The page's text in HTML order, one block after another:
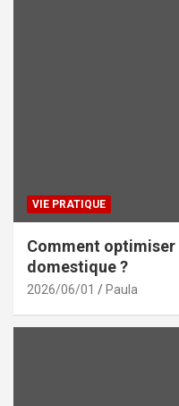
VIE PRATIQUE
Comment
domestique ?
2026/06/01 Paula